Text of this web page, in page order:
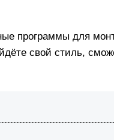
программы для
свой стиль,